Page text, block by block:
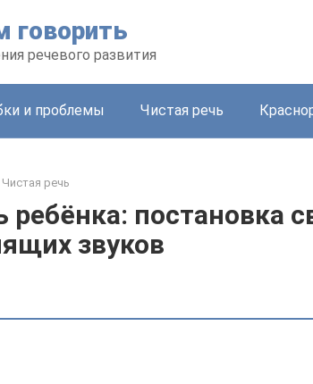
говорить
речевого развития
и проблемы Чистая речь
Чистая речь
ребёнка: постановка
звуков